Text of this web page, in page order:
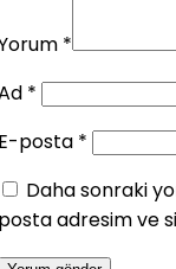
*
*
posta *
Daha sonraki
adresim ve